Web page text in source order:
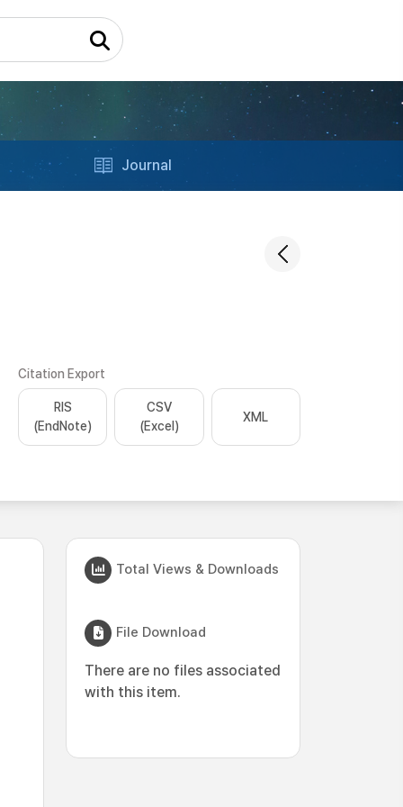
Journal
Citation Export
RIS
(EndNote)
CSV
(Excel)
XML
Total Views & Downloads
File Download
There are no files associated
with this item.